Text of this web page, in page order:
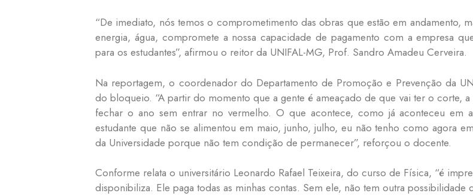
“De imediato, nós temos o comprometimento das obras que estão em andamento,
energia, água, compromete a nossa capacidade de pagamento com a empresa
para os estudantes”, afirmou o reitor da UNIFAL-MG, Prof. Sandro Amadeu Cerveira.
Na reportagem, o coordenador do Departamento de Promoção e Prevenção da
do bloqueio. “A partir do momento que a gente é ameaçado de que vai ter o corte,
fechar o ano sem entrar no vermelho. O que acontece, como já aconteceu em
estudante que não se alimentou em maio, junho, julho, eu não tenho como agora
da Universidade porque não tem condição de permanecer”, reforçou o docente.
Conforme relata o universitário Leonardo Rafael Teixeira, do curso de Física, “é
disponibiliza. Ele paga todas as minhas contas. Sem ele, não tem outra possibilidade